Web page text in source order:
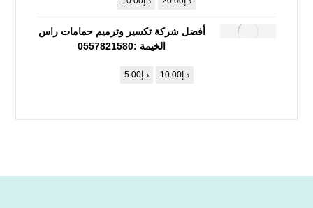
أفضل شركة تكسير وترميم حمامات راس
الخيمة :0557821580
د.إ10.00 د.إ5.00